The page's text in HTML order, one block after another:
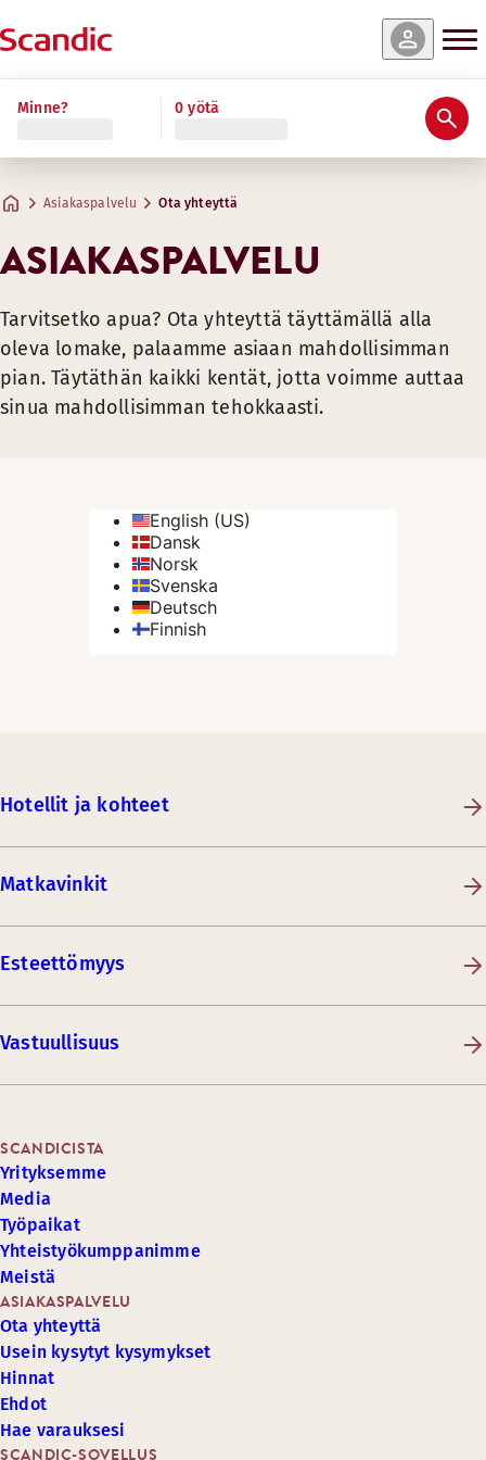
Minne? 0 yötä
Asiakaspalvelu Ota yhteyttä
ASIAKASPALVELU
Tarvitsetko apua? Ota yhteyttä täyttämällä alla
oleva lomake, palaamme asiaan mahdollisimman
pian. Täytäthän kaikki kentät, jotta voimme auttaa
sinua mahdollisimman tehokkaasti.
Hotellit ja kohteet
Matkavinkit
Esteettömyys
Vastuullisuus
SCANDIC-SOVELLUS
ASIAKASPALVELU
Ota yhteyttä
Usein kysytyt kysymykset
Hinnat
Ehdot
Hae varauksesi
SCANDICISTA
Yrityksemme
Media
Työpaikat
Yhteistyökumppanimme
Meistä